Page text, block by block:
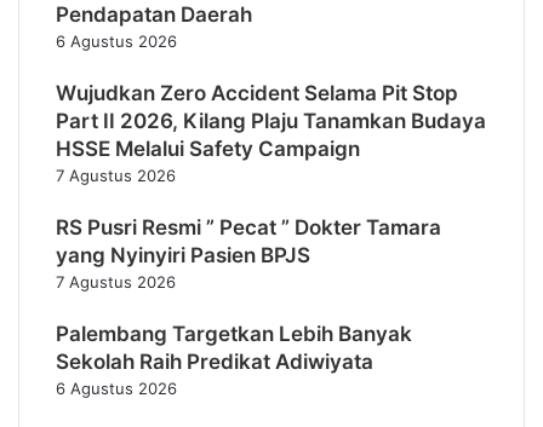
Pendapatan Daerah
6 Agustus 2026
Wujudkan Zero Accident Selama Pit Stop
Part II 2026, Kilang Plaju Tanamkan Budaya
HSSE Melalui Safety Campaign
7 Agustus 2026
RS Pusri Resmi ” Pecat ” Dokter Tamara
yang Nyinyiri Pasien BPJS
7 Agustus 2026
Palembang Targetkan Lebih Banyak
Sekolah Raih Predikat Adiwiyata
6 Agustus 2026